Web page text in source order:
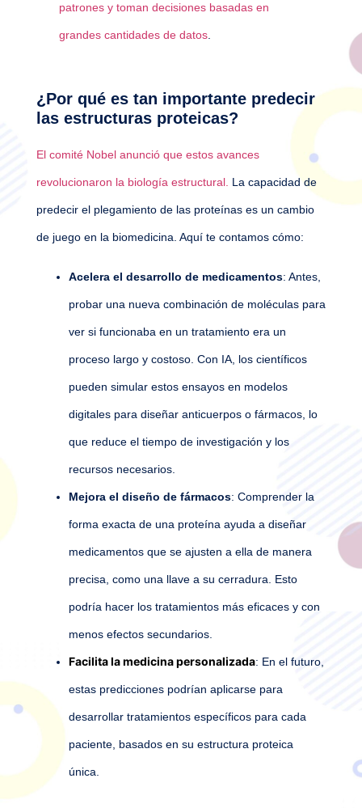
patrones y toman decisiones basadas en
grandes cantidades de datos
¿Por qué es tan importante predecir
las estructuras proteicas?
El comité Nobel anunció que estos avances
revolucionaron la biología estructural. La capacidad de
predecir el plegamiento de las proteínas es un cambio
de juego en la biomedicina. Aquí te contamos cómo:
Acelera el desarrollo de medicamentos: Antes,
probar una nueva combinación de moléculas para
ver si funcionaba en un tratamiento era un
proceso largo y costoso. Con IA, los científicos
pueden simular estos ensayos en modelos
digitales para diseñar anticuerpos o fármacos, lo
que reduce el tiempo de investigación y los
recursos necesarios.
Mejora el diseño de fármacos: Comprender la
forma exacta de una proteína ayuda a diseñar
medicamentos que se ajusten a ella de manera
precisa, como una llave a su cerradura. Esto
podría hacer los tratamientos más eficaces y con
menos efectos secundarios.
Facilita la medicina personalizada: En el futuro,
estas predicciones podrían aplicarse para
desarrollar tratamientos específicos para cada
paciente, basados en su estructura proteica
única.